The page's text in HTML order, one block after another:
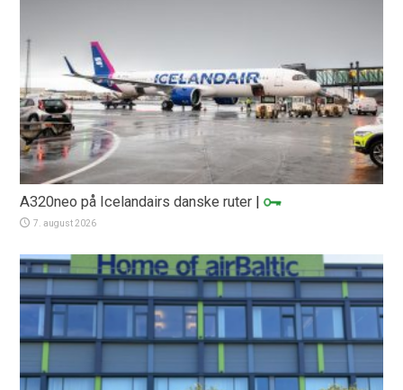
A320neo på Icelandairs danske ruter |
7. august 2026